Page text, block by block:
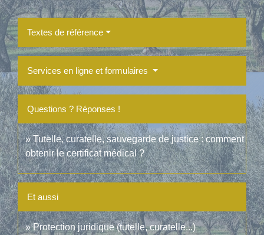
Textes de référence
Services en ligne et formulaires
Questions ? Réponses !
Tutelle, curatelle, sauvegarde de justice : comment
obtenir le certificat médical ?
Et aussi
Protection juridique (tutelle, curatelle...)